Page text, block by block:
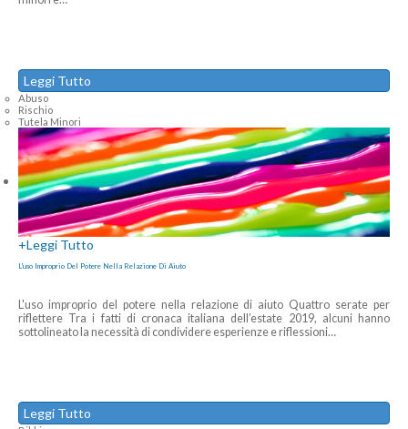
Leggi Tutto
Abuso
Rischio
Tutela Minori
+Leggi Tutto
L'uso Improprio Del Potere Nella Relazione Di Aiuto
L'uso improprio del potere nella relazione di aiuto Quattro serate per
riflettere Tra i fatti di cronaca italiana dell’estate 2019, alcuni hanno
sottolineato la necessità di condividere esperienze e riflessioni…
Leggi Tutto